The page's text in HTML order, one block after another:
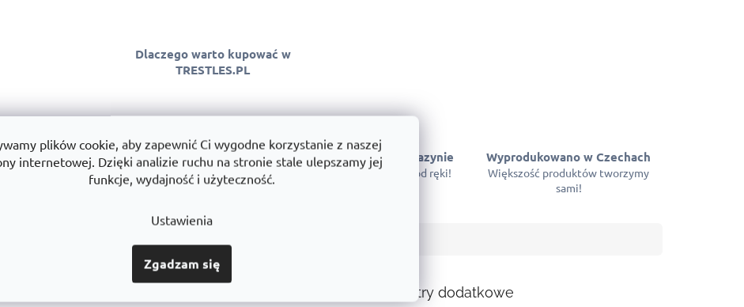
plików cookie, aby zapewnić Ci wygodne korzystanie z naszej
internetowej. Dzięki analizie ruchu na stronie stale ulepszamy jej
funkcje, wydajność i użyteczność.
Ustawienia
Zgadzam się
Dlaczego warto kupować w
TRESTLES.PL
jakości
jakość
Montaż
Montujemy regały w całej Polsce.
Wszystko w magazynie
Towary dostępne od ręki!
Wyprodukowano w Czechach
Większość produktów tworzymy
sami!
Parametry dodatkowe